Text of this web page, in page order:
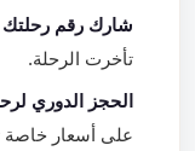
شارك رقم رحلتك
تأخرت الرحلة.
الحجز الدوري
على أسعار خاصة